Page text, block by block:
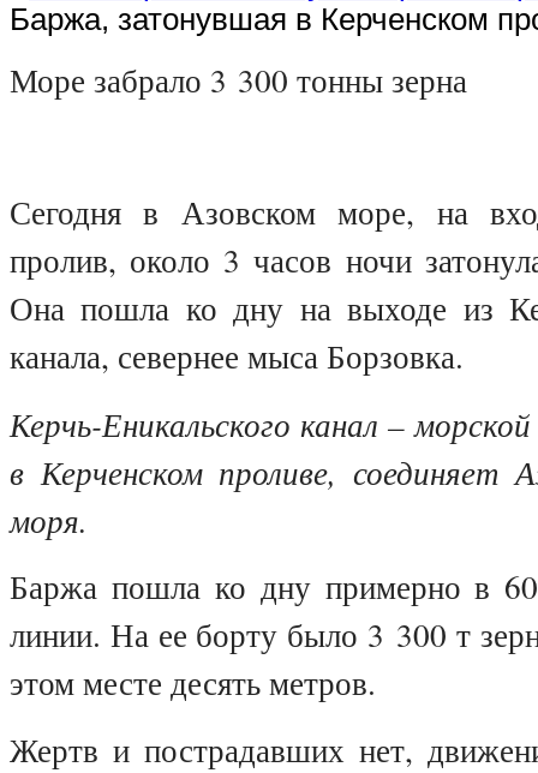
Баржа, затонувшая в Керченском
Море забрало 3 300 тонны зерна
Сегодня в Азовском море, на
пролив, около 3 часов ночи
Она пошла ко дну на выходе из
канала, севернее мыса Борзовка.
Керчь-Еникальского канал –
в Керченском проливе, соединяет
моря.
Баржа пошла ко дну примерно в
линии. На ее борту было 3 300 т
этом месте десять метров.
Жертв и пострадавших нет,